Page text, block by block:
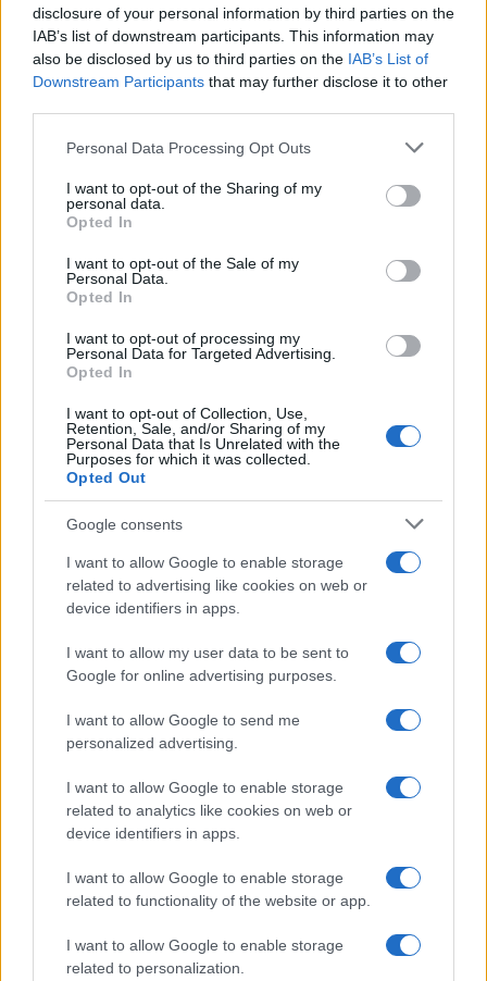
disclosure of your personal information by third parties on the
IAB’s list of downstream participants. This information may
also be disclosed by us to third parties on the IAB’s List of
Downstream Participants that may further disclose it to other
Please note that this website/app uses one or more Google
not limited to your visit or usage behaviour. You may click to
grant or deny consent to Google and its third-party tags to
use your data for below specified purposes in below Google
consent section.
Personal Data Processing Opt Outs
I want to opt-out of the Sharing of my
personal data.
Opted In
I want to opt-out of the Sale of my
Personal Data.
Opted In
I want to opt-out of processing my
Personal Data for Targeted Advertising.
Opted In
I want to opt-out of Collection, Use,
Retention, Sale, and/or Sharing of my
Personal Data that Is Unrelated with the
Purposes for which it was collected.
Opted Out
Google consents
I want to allow Google to enable storage
related to advertising like cookies on web or
device identifiers in apps.
I want to allow my user data to be sent to
Google for online advertising purposes.
I want to allow Google to send me
personalized advertising.
I want to allow Google to enable storage
related to analytics like cookies on web or
device identifiers in apps.
I want to allow Google to enable storage
related to functionality of the website or app.
I want to allow Google to enable storage
related to personalization.
Η ΣΤΗΛΗ ΜΑΣ
Οι άνθρωποι, οι αυθεντικές ιστορίες,
το ελληνικό καλοκαίρι και ένας
πολιτισμός που μας ενώνει κάθε μέρα.
ΟΣΑ ΧΡΕΙΑΖΕΣΑΙ